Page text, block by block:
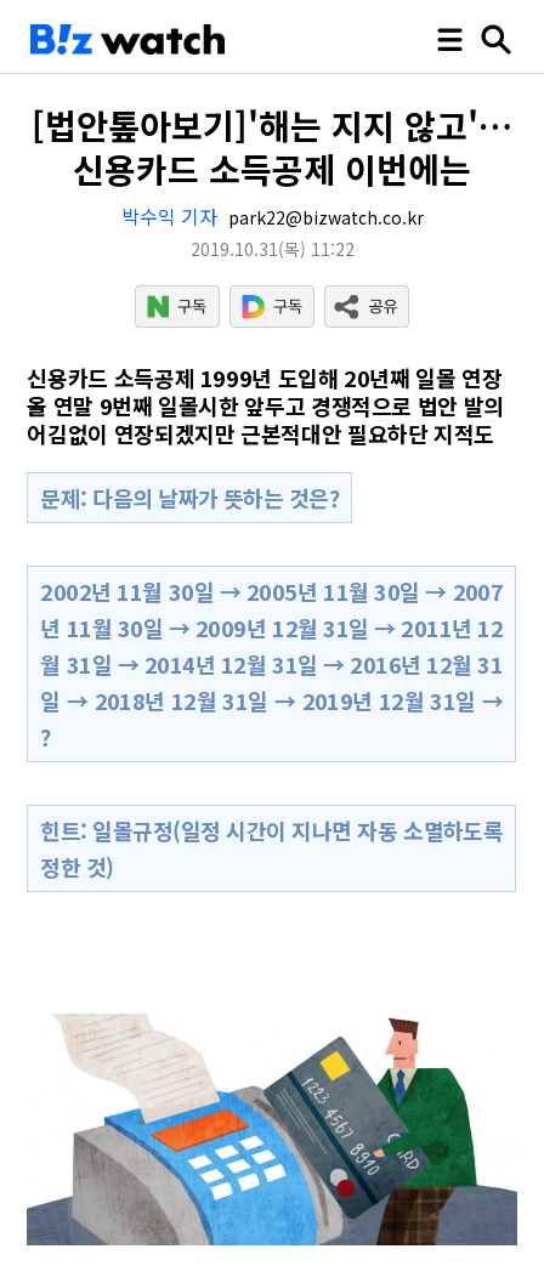
[법안톺아보기]'해는 지지 않고'…
신용카드 소득공제 이번에는
박수익 기자 park22@bizwatch.co.kr
2019.10.31(목) 11:22
신용카드 소득공제 1999년 도입해 20년째 일몰 연장
올 연말 9번째 일몰시한 앞두고 경쟁적으로 법안 발의
어김없이 연장되겠지만 근본적대안 필요하단 지적도
문제: 다음의 날짜가 뜻하는 것은?
2002년 11월 30일 → 2005년 11월 30일 → 2007
년 11월 30일 → 2009년 12월 31일 → 2011년 12
월 31일 → 2014년 12월 31일 → 2016년 12월 31
일 → 2018년 12월 31일 → 2019년 12월 31일 →
?
힌트: 일몰규정(일정 시간이 지나면 자동 소멸하도록
정한 것)